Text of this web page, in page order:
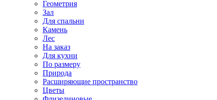
Геометрия
Зал
Для спальни
Камень
Лес
На заказ
Для кухни
По размеру
Природа
Расширяющие пространство
Цветы